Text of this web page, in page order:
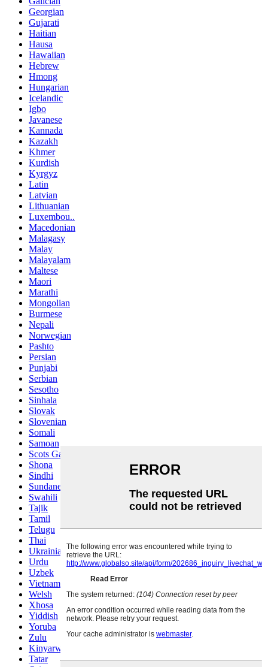
Georgian
Gujarati
Haitian
Hausa
Hawaiian
Hebrew
Hmong
Hungarian
Icelandic
Igbo
Javanese
Kannada
Kazakh
Khmer
Kurdish
Kyrgyz
Latin
Latvian
Lithuanian
Luxembou..
Macedonian
Malagasy
Malay
Malayalam
Maltese
Maori
Marathi
Mongolian
Burmese
Nepali
Norwegian
Pashto
Persian
Punjabi
Serbian
Sesotho
Sinhala
Slovak
Slovenian
Somali
Samoan
Scots Gaelic
Shona
Sindhi
Sundanese
Swahili
Tajik
Tamil
Telugu
Thai
Ukrainian
Urdu
Uzbek
Vietnamese
Welsh
Xhosa
Yiddish
Yoruba
Zulu
Kinyarwanda
Tatar